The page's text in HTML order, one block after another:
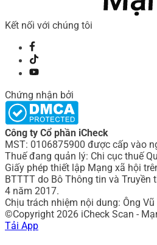
Kết nối với chúng tôi
Chứng nhận bởi
Công ty Cổ phần iCheck
MST: 0106875900 được cấp vào
Thuế đang quản lý: Chi cục thuế
Giấy phép thiết lập Mạng xã hội
BTTTT do Bô Thông tin và Truyền
4 năm 2017.
Chịu trách nhiệm nội dung: Ông Vũ
©Copyright 2026 iCheck Scan -
Tải App